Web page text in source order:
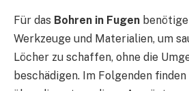
Für das Bohren in Fugen
Werkzeuge und Materialien, um
Löcher zu schaffen, ohne die
beschädigen. Im Folgenden